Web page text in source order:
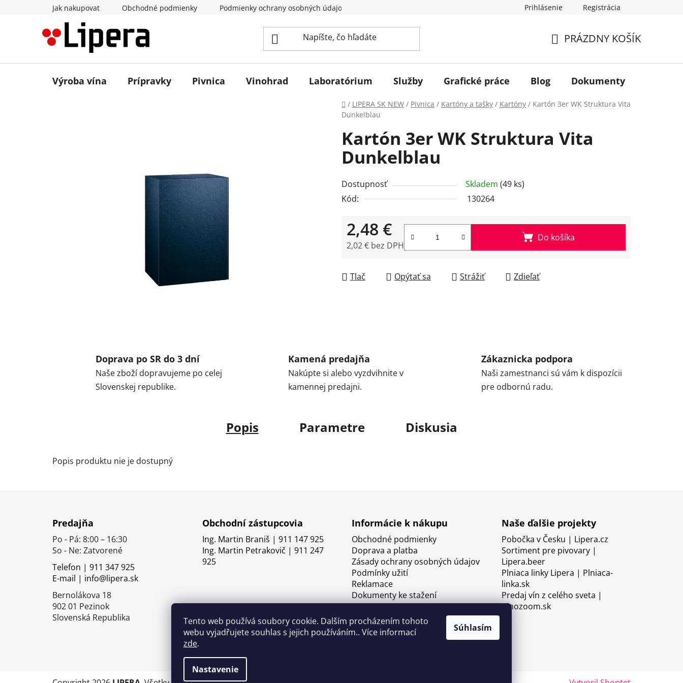
Tento web používá soubory cookie. Dalším procházením tohoto
webu vyjadřujete souhlas s jejich používáním.. Více informací
zde.
Nastavenie
Súhlasím
Jak nakupovat Obchodné podmienky Podmienky ochrany osobných údajov Prihlásenie Registrácia
KOŠÍK
PRÁZDNY KOŠÍK
Výroba vína Prípravky Pivnica Vinohrad Laboratórium Služby Grafické práce Blog Dokumenty
Domov
/ LIPERA SK NEW / Pivnica / Kartóny a tašky / Kartóny / Kartón 3er WK Struktura Vita
Dunkelblau
Kartón 3er WK Struktura Vita
Dunkelblau
Dostupnosť Skladem (49 ks)
Kód:
130264
2,48 €
2,02 € bez DPH
Do košíka
Tlač Opýtať sa Strážiť Zdieľať
Doprava po SR do 3 dní
Naše zboží dopravujeme po celej
Slovenskej republike.
Kamená predajňa
Nakúpte si alebo vyzdvihnite v
kamennej predajni.
Zákaznicka podpora
Naši zamestnanci sú vám k dispozícii
pre odbornú radu.
Popis Parametre Diskusia
Popis produktu nie je dostupný
Predajňa
Po - Pá: 8:00 – 16:30
So - Ne: Zatvorené
Telefon | 911 347 925
E-mail | info@lipera.sk
Bernolákova 18
902 01 Pezinok
Slovenská Republika
Obchodní zástupcovia
Ing. Martin Braniš | 911 147 925
Ing. Martin Petrakovič | 911 247
925
Informácie k nákupu
Obchodné podmienky
Doprava a platba
Zásady ochrany osobných údajov
Podmínky užití
Reklamace
Dokumenty ke stažení
Naše ďalšie projekty
Pobočka v Česku | Lipera.cz
Sortiment pre pivovary |
Lipera.beer
Plniaca linky Lipera | Plniaca-
linka.sk
Predaj vín z celého sveta |
Vinozoom.sk